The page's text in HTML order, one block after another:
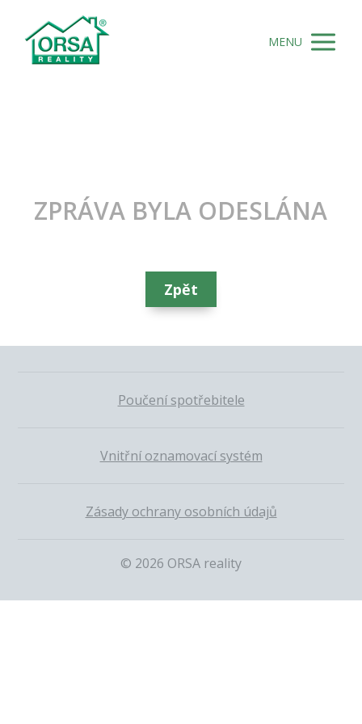
MENU
ZPRÁVA BYLA ODESLÁNA
Zpět
Poučení spotřebitele
Vnitřní oznamovací systém
Zásady ochrany osobních údajů
© 2026 ORSA reality